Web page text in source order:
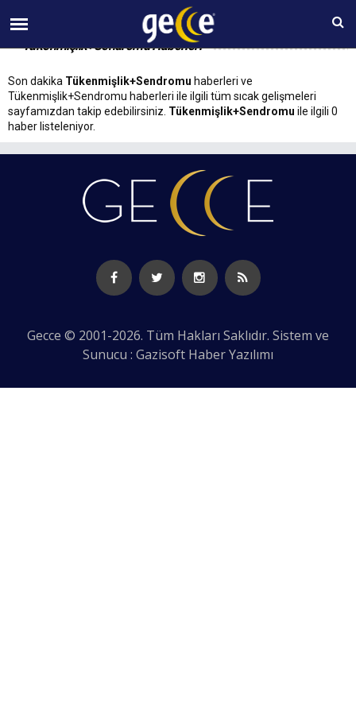
08 AĞUSTOS Cumartesi 08:33
Tükenmişlik+Sendromu Haberleri
Son dakika Tükenmişlik+Sendromu haberleri ve
Tükenmişlik+Sendromu haberleri ile ilgili tüm sıcak gelişmeleri
sayfamızdan takip edebilirsiniz. Tükenmişlik+Sendromu ile ilgili 0
haber listeleniyor.
Gecce © 2001-2026. Tüm Hakları Saklıdır. Sistem ve
Sunucu : Gazisoft Haber Yazılımı